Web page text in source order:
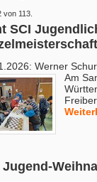
von 113.
SCI
Werner
Am
Jugend-